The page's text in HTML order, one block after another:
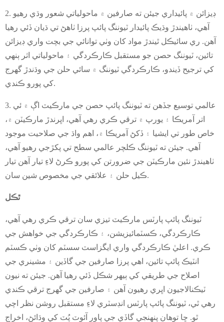
2. ڊيزائن ۾ پائيداري جيئن ته صارفين ۾ ماحولياتي شعور وڌي رهيو
آهي، ٺاهيندڙ وڌيڪ پائيدار ٽيوننگ پائپ پرزا ٺاهڻ تي ڌيان ڏئي رهيا
آهن. ري سائيڪل ٿيندڙ مواد کان وٺي توانائي جي بچت واري ڊيزائن
تائين، ٽيوننگ حصن جو مستقبل ڪارڪردگي ۽ ماحولياتي اثر ٻنهي
کي ترجيح ڏيندو، ڪارڪردگي ٽيوننگ ۾ سائي حلن جي وڌندڙ گهرج
کي پورو ڪندي.
3. عالمي توسيع جڏهن ته ٽيوننگ پائپ حصن جي مارڪيٽ اڳ ۾ ئي
اتر آمريڪا ۽ يورپ ۾ ترقي ڪري رهي آهي، اڀرندڙ مارڪيٽن ۾،
خاص طور تي ايشيا ۽ ڏکڻ آمريڪا ۾، اهم واڌ جي صلاحيت موجود
آهي. جيئن ته ٽيوننگ ڪلچر عالمي سطح تي پکڙجي رهيو آهي،
ٺاهيندڙ نئين مارڪيٽن جي ضرورتن کي پورو ڪرڻ لاءِ تيار آهن تيار
ڪيل حلن ۽ علائقي جي مخصوص شين سان.
ٿڪل
ٽيوننگ پائپ پارٽس مارڪيٽ تيزي سان ترقي ڪري رهي آهي،
ڪارڪردگي، ڪسٽمائيزيشن، ۽ ڪارڪردگي جي خواهش جي
ڪري. اعليٰ ڪارڪردگي واري ايگزاسٽ سسٽم کان وٺي ڪسٽم
انٽيڪ پائپ تائين، اهي پرزا صارفين جي گاڏين ۽ مشينري جي
اصلاح جي طريقي کي ٻيهر شڪل ڏئي رهيا آهن. جيئن ته نيون
ٽيڪنالاجيون اڀري رهيون آهن ۽ صارفين جي گهرج ترقي ڪندي
رهي ٿي، ٽيوننگ پائپ پارٽس انڊسٽري لاءِ مستقبل روشن نظر اچي
ٿو. ڇا توهان پنهنجي گاڏي جي پاور آئوٽ پُٽ کي وڌائڻ، اخراج